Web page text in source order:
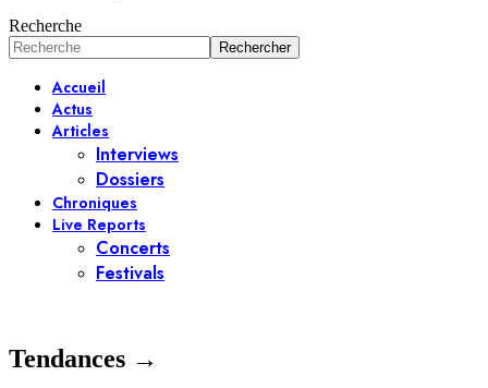
Recherche
Accueil
Actus
Articles
Interviews
Dossiers
Chroniques
Live Reports
Concerts
Festivals
Tendances →